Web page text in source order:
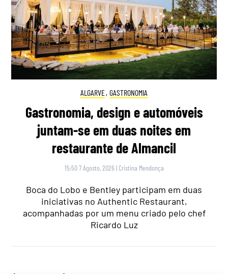
ALGARVE, GASTRONOMIA
Gastronomia, design e automóveis
juntam-se em duas noites em
restaurante de Almancil
15:50 7 Agosto, 2026 | Cristina Mendonça
Boca do Lobo e Bentley participam em duas
iniciativas no Authentic Restaurant,
acompanhadas por um menu criado pelo chef
Ricardo Luz